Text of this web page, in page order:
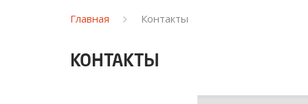
Главная Контакты
КОНТАКТЫ